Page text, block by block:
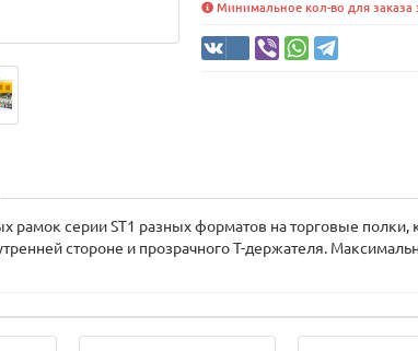
Минимальное кол-во для заказа
рамок серии ST1 разных форматов на торговые полки,
стороне и прозрачного Т-держателя.